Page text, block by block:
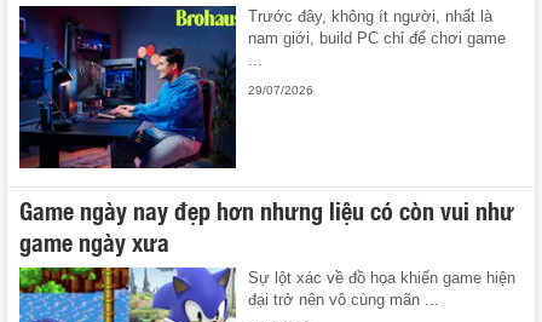
Trước đây, không ít người, nhất là
nam giới, build PC chỉ để chơi game
...
29/07/2026
Game ngày nay đẹp hơn nhưng liệu có còn vui như
game ngày xưa
Sự lột xác về đồ họa khiến game hiện
đại trở nên vô cùng mãn ...